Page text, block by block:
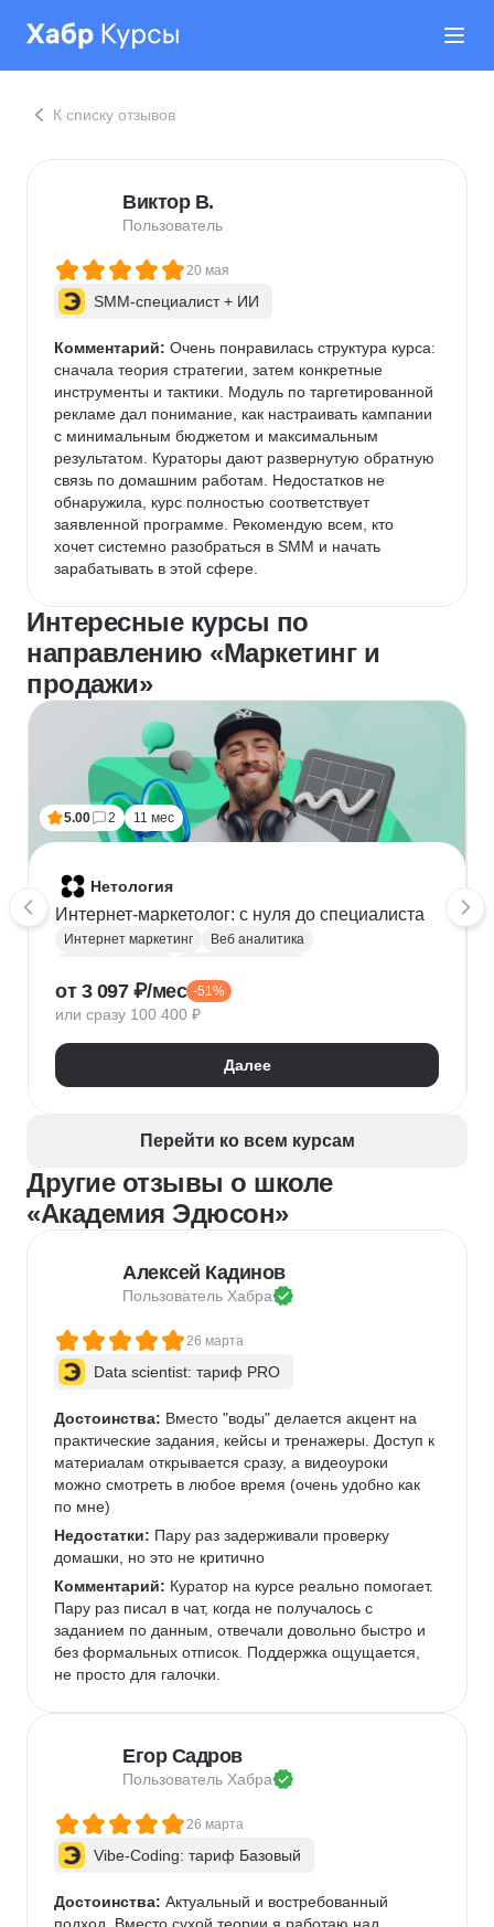
К списку отзывов
Виктор В.
Пользователь
20 мая
SMM-специалист + ИИ
Комментарий: Очень понравилась структура курса:
сначала теория стратегии, затем конкретные
инструменты и тактики. Модуль по таргетированной
рекламе дал понимание, как настраивать кампании
с минимальным бюджетом и максимальным
результатом. Кураторы дают развернутую обратную
связь по домашним работам. Недостатков не
обнаружила, курс полностью соответствует
заявленной программе. Рекомендую всем, кто
хочет системно разобраться в SMM и начать
зарабатывать в этой сфере.
Интересные курсы по
направлению «Маркетинг и
продажи»
5.00 2 11 мес
Нетология
Интернет-маркетолог: с нуля до cпециалиста
Интернет маркетинг
Веб аналитика
Google реклама
Маркетинговая стратегия
Яндекс Директ
SMM продвижение
Продвижение на маркетплейсах
Копирайтинг
Контекстная реклама
от 3 097 ₽/мес -51%
или сразу 100 400 ₽
Далее
Перейти ко всем курсам
Другие отзывы о школе
«Академия Эдюсон»
Алексей Кадинов
Пользователь Хабра
26 марта
Data scientist: тариф PRO
Достоинства: Вместо "воды" делается акцент на
практические задания, кейсы и тренажеры. Доступ к
материалам открывается сразу, а видеоуроки
можно смотреть в любое время (очень удобно как
по мне)
Недостатки: Пару раз задерживали проверку
домашки, но это не критично
Комментарий: Куратор на курсе реально помогает.
Пару раз писал в чат, когда не получалось с
заданием по данным, отвечали довольно быстро и
без формальных отписок. Поддержка ощущается,
не просто для галочки.
Егор Садров
Пользователь Хабра
26 марта
Vibe-Coding: тариф Базовый
Достоинства: Актуальный и востребованный